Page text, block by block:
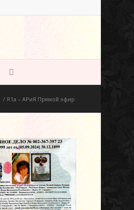
/ R1а – АРиЯ Прямой эфир